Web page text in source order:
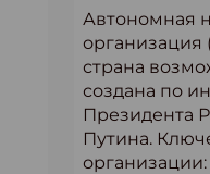
Автономная
организация
страна
создана по
Президента
Путина.